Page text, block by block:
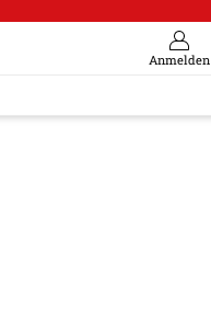
Anmelden